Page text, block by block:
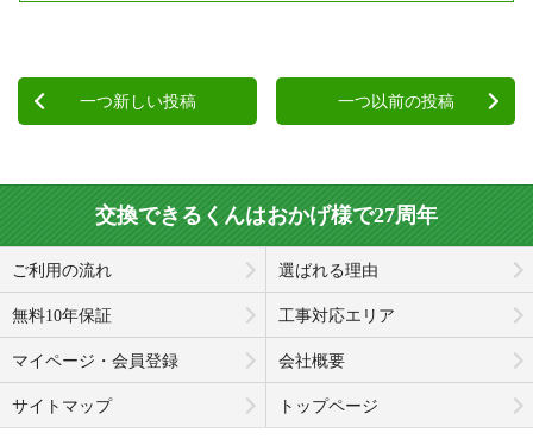
一つ新しい投稿 一つ以前の投稿
交換できるくんはおかげ様で27周年
ご利用の流れ 選ばれる理由
無料10年保証 工事対応エリア
マイページ・会員登録 会社概要
サイトマップ トップページ